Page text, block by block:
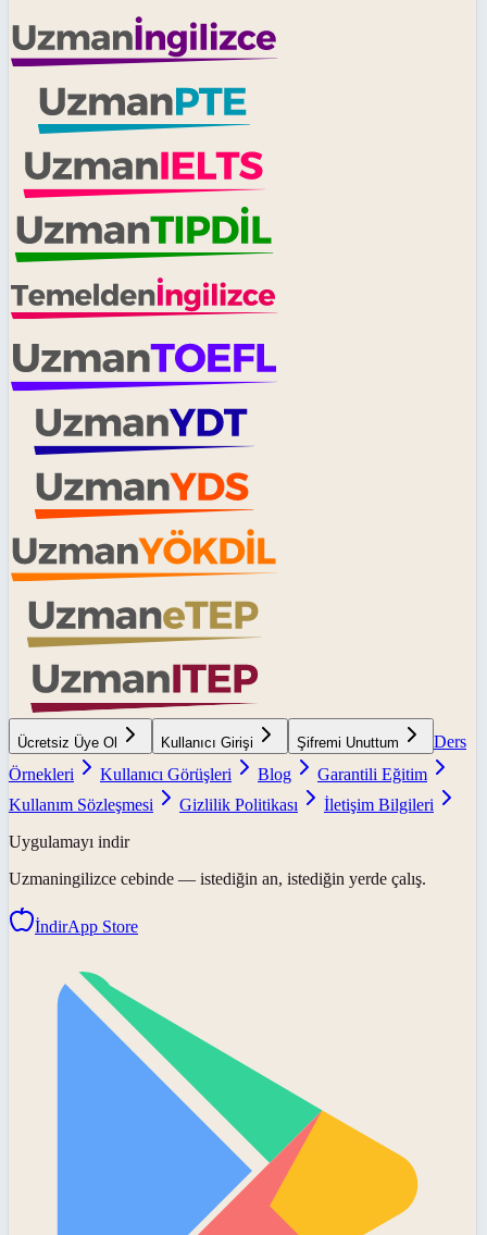
Ücretsiz Üye Ol Kullanıcı Girişi Şifremi Unuttum
Ders
Örnekleri
Kullanıcı Görüşleri Blog
Garantili Eğitim
Kullanım Sözleşmesi
Gizlilik Politikası
İletişim Bilgileri
Uygulamayı indir
Uzmaningilizce cebinde — istediğin an, istediğin yerde çalış.
İndirApp Store